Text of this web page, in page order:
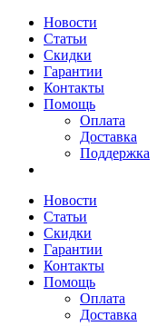
Новости
Статьи
Скидки
Гарантии
Контакты
Помощь
Оплата
Доставка
Поддержка
Новости
Статьи
Скидки
Гарантии
Контакты
Помощь
Оплата
Доставка